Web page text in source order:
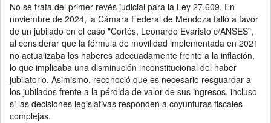
No se trata del primer revés judicial para la Ley 27.609. En
noviembre de 2024, la Cámara Federal de Mendoza falló a favor
de un jubilado en el caso "Cortés, Leonardo Evaristo c/ANSES",
al considerar que la fórmula de movilidad implementada en 2021
no actualizaba los haberes adecuadamente frente a la inflación,
lo que implicaba una disminución inconstitucional del haber
jubilatorio. Asimismo, reconoció que es necesario resguardar a
los jubilados frente a la pérdida de valor de sus ingresos, incluso
si las decisiones legislativas responden a coyunturas fiscales
complejas.